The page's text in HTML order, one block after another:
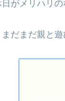
がメリハリ
だまだ親と